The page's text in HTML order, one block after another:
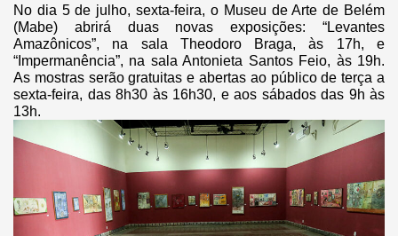
No dia 5 de julho, sexta-feira, o Museu de Arte de Belém
(Mabe) abrirá duas novas exposições: “Levantes
Amazônicos”, na sala Theodoro Braga, às 17h, e
“Impermanência”, na sala Antonieta Santos Feio, às 19h.
As mostras serão gratuitas e abertas ao público de terça a
sexta-feira, das 8h30 às 16h30, e aos sábados das 9h às
13h.